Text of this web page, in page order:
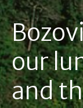
our
and